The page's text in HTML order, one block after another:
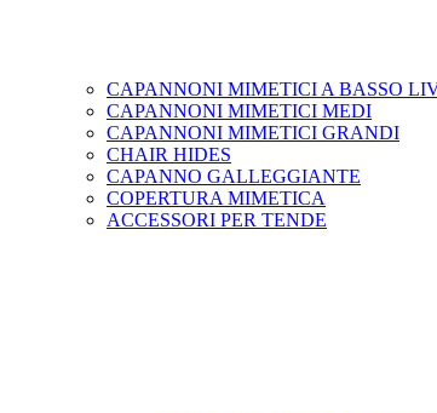
CAPANNONI MIMETICI A BASSO
CAPANNONI MIMETICI MEDI
CAPANNONI MIMETICI GRANDI
CHAIR HIDES
CAPANNO GALLEGGIANTE
COPERTURA MIMETICA
ACCESSORI PER TENDE